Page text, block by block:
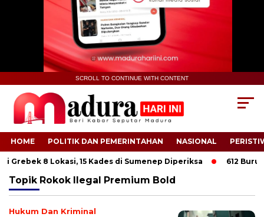
SCROLL TO CONTINUE WITH CONTENT
HOME POLITIK DAN PEMERINTAHAN NASIONAL
8 Lokasi, 15 Kades di Sumenep Diperiksa 612 Buruh
Topik Rokok Ilegal Premium Bold
Hukum Dan Kriminal